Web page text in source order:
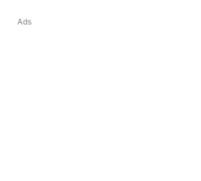
Ads